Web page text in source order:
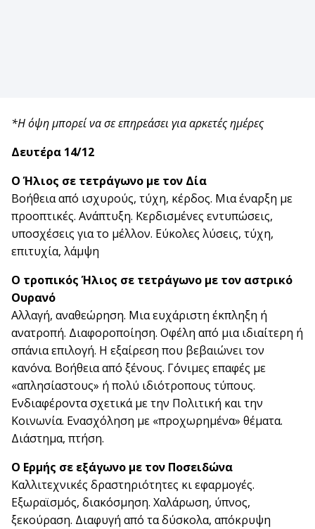
*Η όψη μπορεί να σε επηρεάσει για αρκετές ημέρες
Δευτέρα 14/12
Ο Ήλιος σε τετράγωνο με τον Δία
Βοήθεια από ισχυρούς, τύχη, κέρδος. Μια έναρξη με
προοπτικές. Ανάπτυξη. Κερδισμένες εντυπώσεις,
υποσχέσεις για το μέλλον. Εύκολες λύσεις, τύχη,
επιτυχία, λάμψη
Ο τροπικός Ήλιος σε τετράγωνο με τον αστρικό
Ουρανό
Αλλαγή, αναθεώρηση. Μια ευχάριστη έκπληξη ή
ανατροπή. Διαφοροποίηση. Οφέλη από μια ιδιαίτερη ή
σπάνια επιλογή. Η εξαίρεση που βεβαιώνει τον
κανόνα. Βοήθεια από ξένους. Γόνιμες επαφές με
«απλησίαστους» ή πολύ ιδιότροπους τύπους.
Ενδιαφέροντα σχετικά με την Πολιτική και την
Κοινωνία. Ενασχόληση με «προχωρημένα» θέματα.
Διάστημα, πτήση.
Ο Ερμής σε εξάγωνο με τον Ποσειδώνα
Καλλιτεχνικές δραστηριότητες κι εφαρμογές.
Εξωραϊσμός, διακόσμηση. Χαλάρωση, ύπνος,
ξεκούραση. Διαφυγή από τα δύσκολα, απόκρυψη